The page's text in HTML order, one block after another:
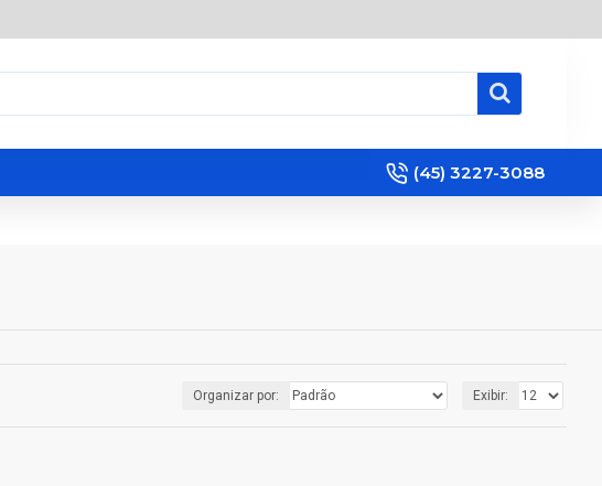
(45) 3227-3088
Organizar por: Exibir: